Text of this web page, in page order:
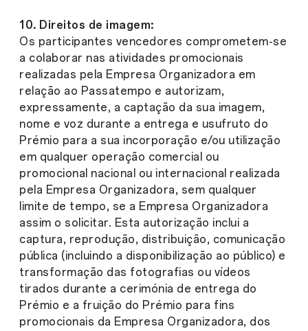
10. Direitos de imagem:
Os participantes vencedores comprometem-se
a colaborar nas atividades promocionais
realizadas pela Empresa Organizadora em
relação ao Passatempo e autorizam,
expressamente, a captação da sua imagem,
nome e voz durante a entrega e usufruto do
Prémio para a sua incorporação e/ou utilização
em qualquer operação comercial ou
promocional nacional ou internacional realizada
pela Empresa Organizadora, sem qualquer
limite de tempo, se a Empresa Organizadora
assim o solicitar. Esta autorização inclui a
captura, reprodução, distribuição, comunicação
pública (incluindo a disponibilização ao público) e
transformação das fotografias ou vídeos
tirados durante a cerimónia de entrega do
Prémio e a fruição do Prémio para fins
promocionais da Empresa Organizadora, dos